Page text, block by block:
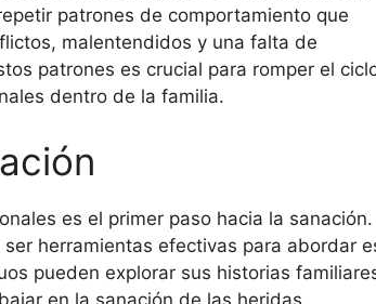
patrones de comportamiento que
malentendidos y una falta de
patrones es crucial para romper el
dentro de la familia.
es el primer paso hacia la sanación.
herramientas efectivas para abordar
pueden explorar sus historias
en la sanación de las heridas